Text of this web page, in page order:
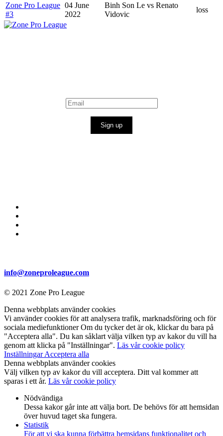
Zone Pro League
#3
04 June
2022
Binh Son Le vs Renato
Vidovic
loss
Sign up
info@zoneproleague.com
© 2021 Zone Pro League
Denna webbplats använder cookies
Vi använder cookies för att analysera trafik, marknadsföring och för
sociala mediefunktioner Om du tycker det är ok, klickar du bara på
"Acceptera alla". Du kan såklart välja vilken typ av kakor du vill ha
genom att klicka på "Inställningar". Läs vår cookie policy
InställningarAcceptera alla
Denna webbplats använder cookies
Välj vilken typ av kakor du vill acceptera. Ditt val kommer att
sparas i ett år. Läs vår cookie policy
Nödvändiga
Dessa kakor går inte att välja bort. De behövs för att hemsidan
över huvud taget ska fungera.
Statistik
För att vi ska kunna förbättra hemsidans funktionalitet och